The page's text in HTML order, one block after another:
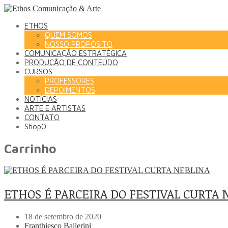
ETHOS
QUEM SOMOS
NOSSO PROPÓSITO
COMUNICAÇÃO ESTRATÉGICA
PRODUÇÃO DE CONTEÚDO
CURSOS
PROFESSORES
DEPOIMENTOS
NOTÍCIAS
ARTE E ARTISTAS
CONTATO
Shop0
Carrinho
ETHOS É PARCEIRA DO FESTIVAL CURTA
18 de setembro de 2020
Franthiesco Ballerini